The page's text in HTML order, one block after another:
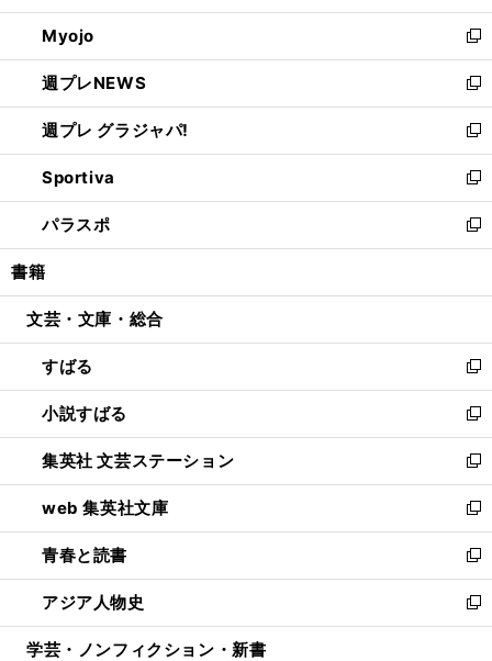
開
く
ウ
で
開
く
ン
ド
ウ
で
開
く
ウ
ィ
ン
ド
ウ
で
開
く
Myojo
新
し
い
ウ
ィ
ン
ド
ウ
で
開
週プレNEWS
新
し
い
ウ
ィ
ン
ド
ウ
開
週プレ グラジャパ!
新
し
い
ウ
ィ
ン
ウ
開
く
Sportiva
新
し
い
ウ
ン
ウ
で
開
く
パラスポ
新
し
ウ
ン
ド
ウ
で
開
く
書籍
文芸・文庫・総合
すばる
新
し
い
ウ
ィ
ン
ド
ウ
で
開
く
小説すばる
新
し
い
ウ
ィ
ン
ド
ウ
で
開
集英社 文芸ステーション
新
し
い
ウ
ィ
ン
ド
ウ
web 集英社文庫
新
し
い
ウ
ィ
ン
青春と読書
新
し
い
ウ
アジア人物史
新
し
学芸・ノンフィクション・新書